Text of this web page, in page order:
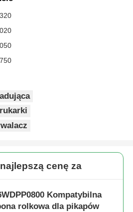
cenę za
Kompatybilna
rolkowa dla pikapów